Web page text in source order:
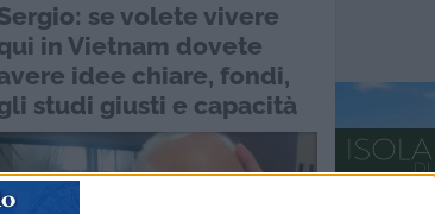
se volete vivere
in Vietnam dovete
idee chiare, fondi,
studi giusti e capacità
adattamento